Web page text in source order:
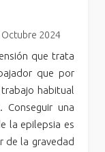
Octubre 2024
que trata
que por
habitual
una
la epilepsia es
de la gravedad